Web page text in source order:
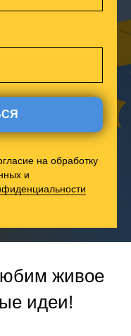
на обработку
и
живое
идеи!